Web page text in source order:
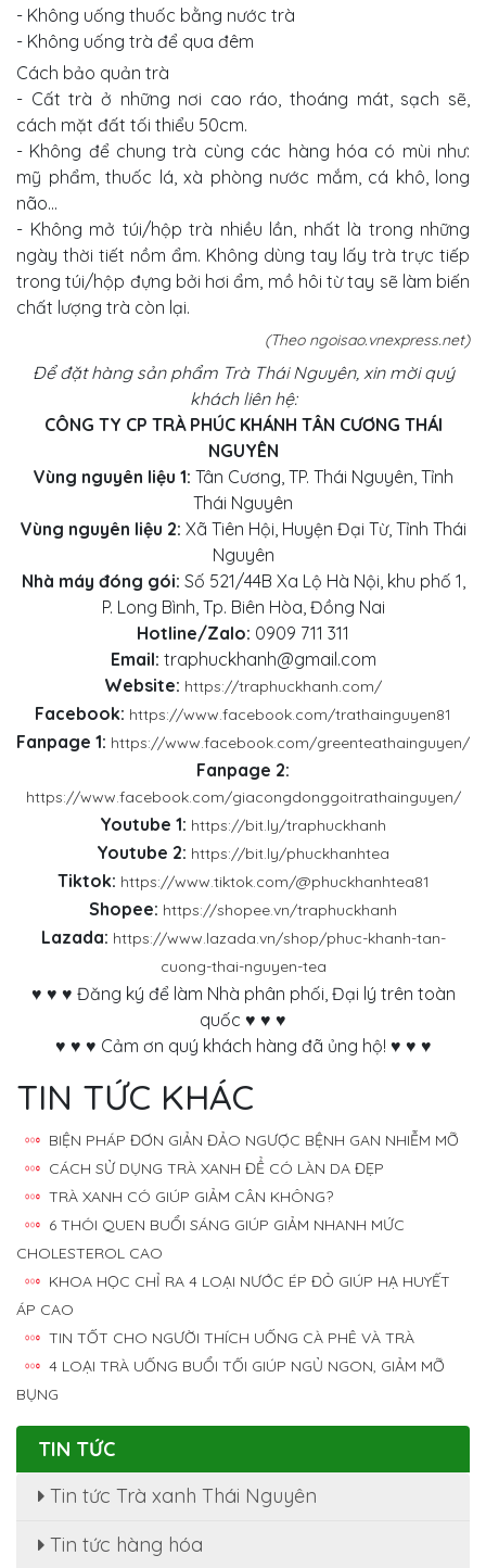
- Không uống thuốc bằng nước trà
- Không uống trà để qua đêm
Cách bảo quản trà
- Cất trà ở những nơi cao ráo, thoáng mát, sạch sẽ,
cách mặt đất tối thiểu 50cm.
- Không để chung trà cùng các hàng hóa có mùi như:
mỹ phẩm, thuốc lá, xà phòng nước mắm, cá khô, long
não...
- Không mở túi/hộp trà nhiều lần, nhất là trong những
ngày thời tiết nồm ẩm. Không dùng tay lấy trà trực tiếp
trong túi/hộp đựng bởi hơi ẩm, mồ hôi từ tay sẽ làm biến
chất lượng trà còn lại.
(Theo ngoisao.vnexpress.net)
Để đặt hàng sản phẩm Trà Thái Nguyên, xin mời quý
khách liên hệ:
CÔNG TY CP TRÀ PHÚC KHÁNH TÂN CƯƠNG THÁI
NGUYÊN
Vùng nguyên liệu 1: Tân Cương, TP. Thái Nguyên, Tỉnh
Thái Nguyên
Vùng nguyên liệu 2: Xã Tiên Hội, Huyện Đại Từ, Tỉnh Thái
Nguyên
Nhà máy đóng gói: Số 521/44B Xa Lộ Hà Nội, khu phố 1,
P. Long Bình, Tp. Biên Hòa, Đồng Nai
Hotline/Zalo: 0909 711 311
Email: traphuckhanh@gmail.com
Website: https://traphuckhanh.com/
Facebook: https://www.facebook.com/trathainguyen81
Fanpage 1: https://www.facebook.com/greenteathainguyen/
Fanpage 2:
https://www.facebook.com/giacongdonggoitrathainguyen/
Youtube 1: https://bit.ly/traphuckhanh
Youtube 2: https://bit.ly/phuckhanhtea
Tiktok: https://www.tiktok.com/@phuckhanhtea81
Shopee: https://shopee.vn/traphuckhanh
Lazada: https://www.lazada.vn/shop/phuc-khanh-tan-
cuong-thai-nguyen-tea
♥ ♥ ♥ Đăng ký để làm Nhà phân phối, Đại lý trên toàn
quốc ♥ ♥ ♥
♥ ♥ ♥ Cảm ơn quý khách hàng đã ủng hộ! ♥ ♥ ♥
TIN TỨC KHÁC
BIỆN PHÁP ĐƠN GIẢN ĐẢO NGƯỢC BỆNH GAN NHIỄM MỠ
CÁCH SỬ DỤNG TRÀ XANH ĐỂ CÓ LÀN DA ĐẸP
TRÀ XANH CÓ GIÚP GIẢM CÂN KHÔNG?
6 THÓI QUEN BUỔI SÁNG GIÚP GIẢM NHANH MỨC
CHOLESTEROL CAO
KHOA HỌC CHỈ RA 4 LOẠI NƯỚC ÉP ĐỎ GIÚP HẠ HUYẾT
ÁP CAO
TIN TỐT CHO NGƯỜI THÍCH UỐNG CÀ PHÊ VÀ TRÀ
4 LOẠI TRÀ UỐNG BUỔI TỐI GIÚP NGỦ NGON, GIẢM MỠ
BỤNG
TIN TỨC
Tin tức Trà xanh Thái Nguyên
Tin tức hàng hóa